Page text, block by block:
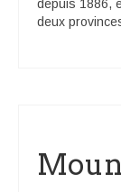
depuis 1886,
deux